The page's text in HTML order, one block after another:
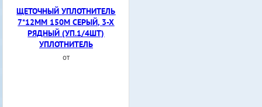
ЩЕТОЧНЫЙ УПЛОТНИТЕЛЬ
7*12ММ 150М СЕРЫЙ, 3-Х
РЯДНЫЙ (УП.1/4ШТ)
УПЛОТНИТЕЛЬ
от